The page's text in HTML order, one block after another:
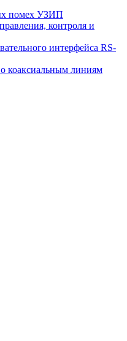
помех УЗИП
контроля и
интерфейса RS-
коаксиальным линиям